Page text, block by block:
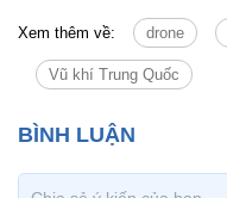
Xem thêm về: drone
Vũ khí Trung Quốc